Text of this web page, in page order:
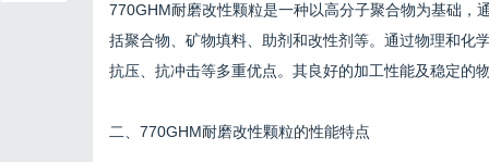
770GHM耐磨改性颗粒是一种以高分子聚合物为基础，
括聚合物、矿物填料、助剂和改性剂等。通过物理和化
抗压、抗冲击等多重优点。其良好的加工性能及稳定的
二、770GHM耐磨改性颗粒的性能特点